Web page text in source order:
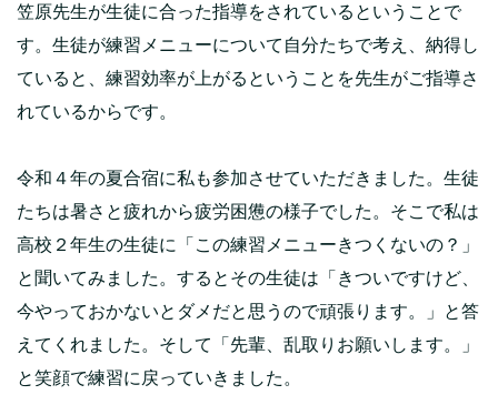
笠原先生が生徒に合った指導をされているということで
す。生徒が練習メニューについて自分たちで考え、納得し
ていると、練習効率が上がるということを先生がご指導さ
れているからです。
令和４年の夏合宿に私も参加させていただきました。生徒
たちは暑さと疲れから疲労困憊の様子でした。そこで私は
高校２年生の生徒に「この練習メニューきつくないの？」
と聞いてみました。するとその生徒は「きついですけど、
今やっておかないとダメだと思うので頑張ります。」と答
えてくれました。そして「先輩、乱取りお願いします。」
と笑顔で練習に戻っていきました。